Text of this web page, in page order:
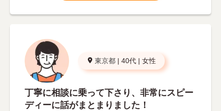
東京都 | 40代 | 女性
丁寧に相談に乗って下さり、非常にスピー
ディーに話がまとまりました！